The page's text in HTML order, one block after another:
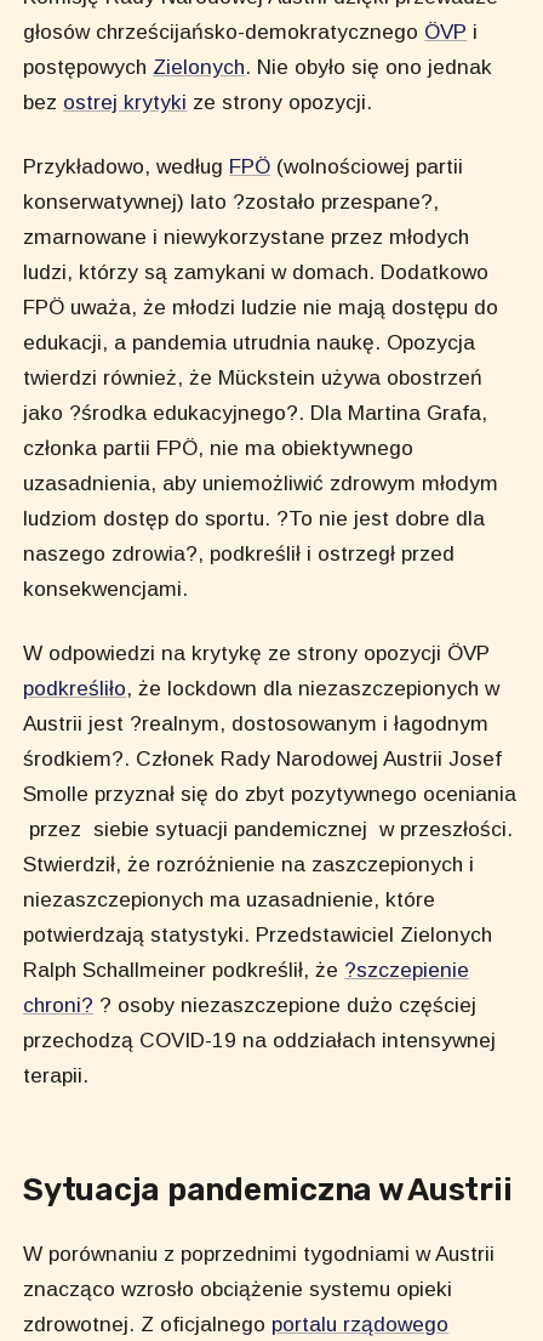
głosów chrześcijańsko-demokratycznego ÖVP i
postępowych Zielonych. Nie obyło się ono jednak
bez ostrej krytyki ze strony opozycji.
Przykładowo, według FPÖ (wolnościowej partii
konserwatywnej) lato ?zostało przespane?,
zmarnowane i niewykorzystane przez młodych
ludzi, którzy są zamykani w domach. Dodatkowo
FPÖ uważa, że młodzi ludzie nie mają dostępu do
edukacji, a pandemia utrudnia naukę. Opozycja
twierdzi również, że Mückstein używa obostrzeń
jako ?środka edukacyjnego?. Dla Martina Grafa,
członka partii FPÖ, nie ma obiektywnego
uzasadnienia, aby uniemożliwić zdrowym młodym
ludziom dostęp do sportu. ?To nie jest dobre dla
naszego zdrowia?, podkreślił i ostrzegł przed
konsekwencjami.
W odpowiedzi na krytykę ze strony opozycji ÖVP
podkreśliło, że lockdown dla niezaszczepionych w
Austrii jest ?realnym, dostosowanym i łagodnym
środkiem?. Członek Rady Narodowej Austrii Josef
Smolle przyznał się do zbyt pozytywnego oceniania
przez siebie sytuacji pandemicznej w przeszłości.
Stwierdził, że rozróżnienie na zaszczepionych i
niezaszczepionych ma uzasadnienie, które
potwierdzają statystyki. Przedstawiciel Zielonych
Ralph Schallmeiner podkreślił, że ?szczepienie
chroni? ? osoby niezaszczepione dużo częściej
przechodzą COVID-19 na oddziałach intensywnej
terapii.
Sytuacja pandemiczna w Austrii
W porównaniu z poprzednimi tygodniami w Austrii
znacząco wzrosło obciążenie systemu opieki
zdrowotnej. Z oficjalnego portalu rządowego